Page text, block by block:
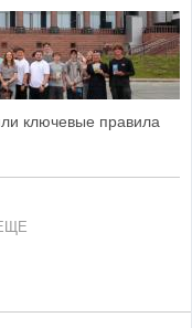
ключевые правила